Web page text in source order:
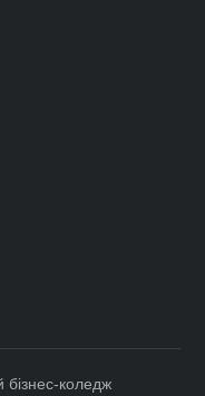
коледж